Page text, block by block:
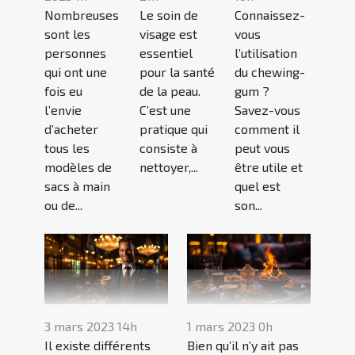
Nombreuses
sont les
personnes
qui ont une
fois eu
l’envie
d’acheter
tous les
modèles de
sacs à main
ou de...
Le soin de
visage est
essentiel
pour la santé
de la peau.
C’est une
pratique qui
consiste à
nettoyer,...
Connaissez-
vous
l’utilisation
du chewing-
gum ?
Savez-vous
comment il
peut vous
être utile et
quel est
son...
3 mars 2023 14h
Il existe différents
1 mars 2023 0h
Bien qu’il n’y ait pas